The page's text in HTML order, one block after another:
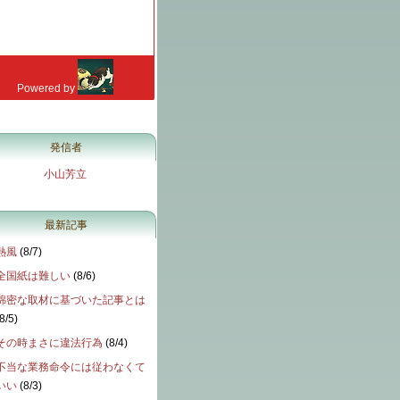
発信者
小山芳立
最新記事
風 (8/7)
国紙は難しい (8/6)
密な取材に基づいた記事とは
8/5)
の時まさに違法行為 (8/4)
当な業務命令には従わなくて
い (8/3)